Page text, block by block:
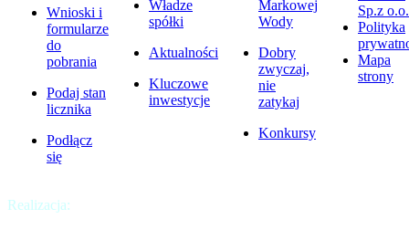
Wnioski i
formularze
do
pobrania
Podaj stan
licznika
Podłącz
się
Władze
spółki
Aktualności
Kluczowe
inwestycje
Markowej
Wody
Dobry
zwyczaj,
nie
zatykaj
Konkursy
Sp.z o.o.
Polityka
Mapa
strony
Realizacja: